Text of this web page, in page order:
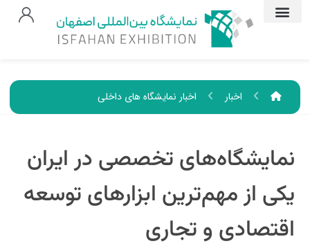
اخبار اخبار نمایشگاه های داخلی
نمایشگاه‌های تخصصی در ایران
یکی از مهم‌ترین ابزارهای توسعه
اقتصادی و تجاری